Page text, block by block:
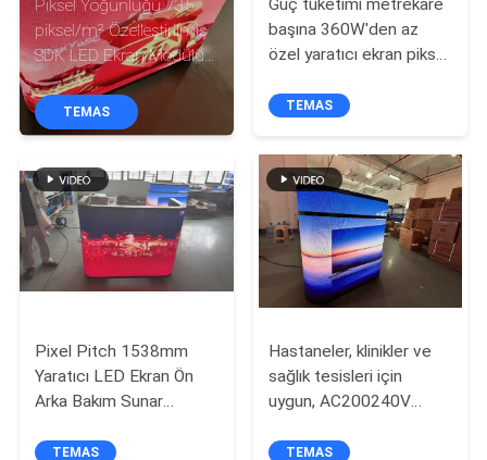
TURU
KALITE
KONTROL
BIZIMLE
ILETIŞIME
GEÇIN
HABERLER
BIR
TEKLIF
Piksel Yoğunluğu 735
piksel/m² Özelleştirilmiş
SDK LED Ekran Modülü
Boyut 320x160mm
Kullanım Ömrü 10 Yıl
Sorunsuz Entegrasyon
TEMAS
Güç tüketimi metrekare
başına 360W'den az
özel yaratıcı ekran piksel
görünürlüğü ve izleyici
tasarlanmıştır
TEMAS
Pixel Pitch 1538mm
Yaratıcı LED Ekran Ön
Arka Bakım Sunar
İşaret ve Ekranlar için
TEMAS
Hastaneler, klinikler ve
sağlık tesisleri için
uygun, AC200240V
ekranTEMAS